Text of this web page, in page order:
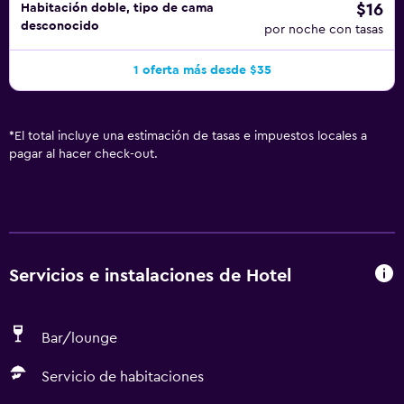
Habitación doble, tipo de cama
desconocido
$16
por noche con tasas
1 oferta más desde $35
* El total incluye una estimación de tasas e impuestos locales a
pagar al hacer check-out.
Servicios e instalaciones de Hotel
Bar/lounge
Servicio de habitaciones